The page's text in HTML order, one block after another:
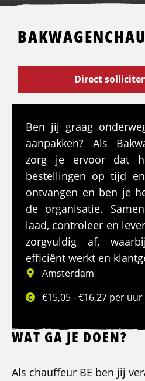
Direct
Ben jij graag
aanpakken? Als
zorg je ervoor dat
bestellingen op tijd
ontvangen en ben je
de organisatie.
laad, controleer en
zorgvuldig af,
efficiënt werkt en
Amsterdam
€15,05 - €16,27 per uur
WAT GA JE DOEN?
Als chauffeur BE ben jij